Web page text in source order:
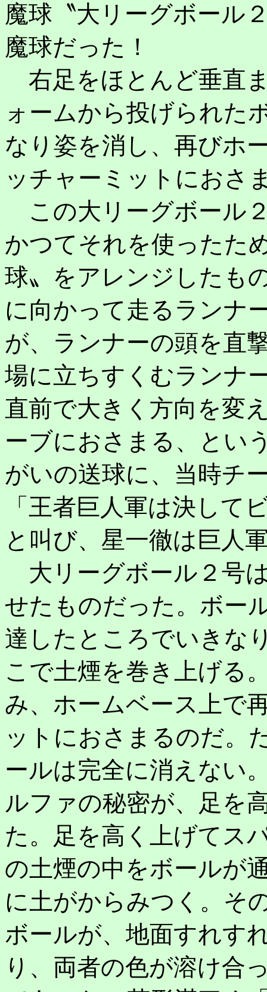
魔球〝大リーグボール
魔球だった！
右足をほとんど垂直
ォームから投げられた
なり姿を消し、再びホ
ッチャーミットにおさ
この大リーグボール
かつてそれを使ったた
球〟をアレンジしたも
に向かって走るランナ
が、ランナーの頭を直
場に立ちすくむランナ
直前で大きく方向を変
ーブにおさまる、とい
がいの送球に、当時チ
「王者巨人軍は決して
と叫び、星一徹は巨人
大リーグボール２号
せたものだった。ボー
達したところでいきな
こで土煙を巻き上げる
み、ホームベース上で
ットにおさまるのだ。
ールは完全に消えない
ルファの秘密が、足を
た。足を高く上げてス
の土煙の中をボールが
に土がからみつく。そ
ボールが、地面すれす
り、両者の色が溶け合